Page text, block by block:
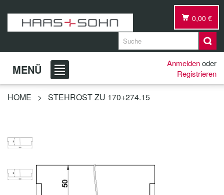
0,00 €
MENÜ Anmeldenoder
Registrieren
HOME > STEHROST ZU 170+274.15